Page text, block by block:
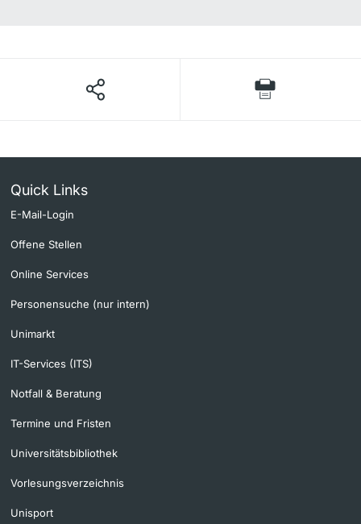
Quick Links
E-Mail-Login
Offene Stellen
Online Services
Personensuche (nur intern)
Unimarkt
IT-Services (ITS)
Notfall & Beratung
Termine und Fristen
Universitätsbibliothek
Vorlesungsverzeichnis
Unisport